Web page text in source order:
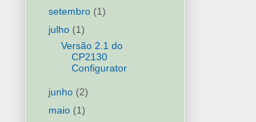
setembro (1)
julho (1)
Versão 2.1 do
CP2130
Configurator
junho (2)
maio (1)